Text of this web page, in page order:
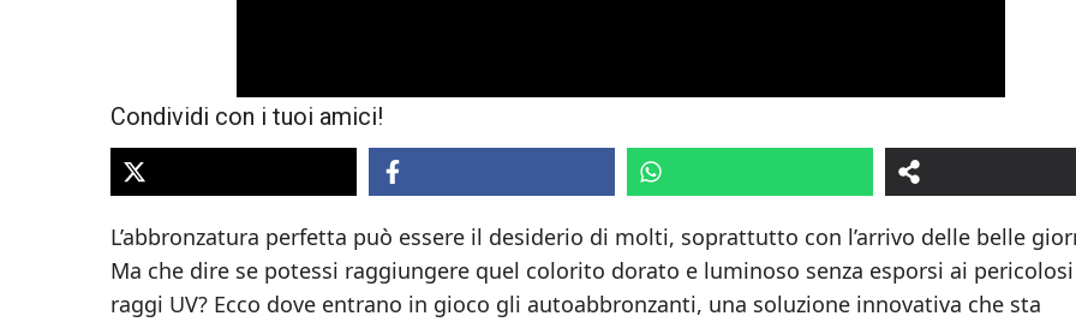
Condividi con i tuoi amici!
L’abbronzatura perfetta può essere il desiderio di molti, soprattutto con l’arrivo delle belle
Ma che dire se potessi raggiungere quel colorito dorato e luminoso senza esporsi ai pericolosi
raggi UV? Ecco dove entrano in gioco gli autoabbronzanti, una soluzione innovativa che sta